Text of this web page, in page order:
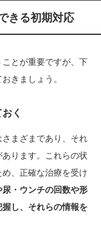
きる初期対応
とが重要ですが、下
きましょう。
く
まざまであり、それ
ります。これらの状
、正確な治療を受け
・ウンチの回数や形
し、それらの情報を